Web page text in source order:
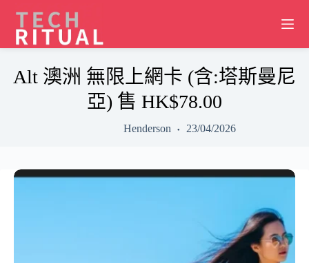
content
Alt 澳洲 無限上網卡 (含:塔斯曼尼
亞) 售 HK$78.00
Henderson 23/04/2026